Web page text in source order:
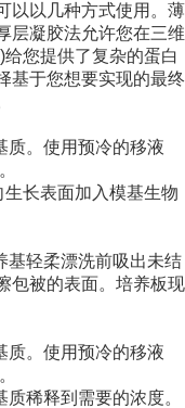
以以几种方式使用。薄
层凝胶法允许您在三维
您提供了复杂的蛋白
基于您想要实现的最终
质。使用预冷的移液
长表面加入模基生物
基轻柔漂洗前吸出未结
包被的表面。培养板现
质。使用预冷的移液
稀释到需要的浓度。